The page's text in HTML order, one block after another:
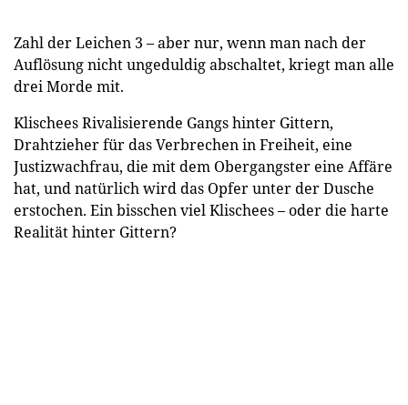
Zahl der Leichen 3 – aber nur, wenn man nach der
Auflösung nicht ungeduldig abschaltet, kriegt man alle
drei Morde mit.
Klischees Rivalisierende Gangs hinter Gittern,
Drahtzieher für das Verbrechen in Freiheit, eine
Justizwachfrau, die mit dem Obergangster eine Affäre
hat, und natürlich wird das Opfer unter der Dusche
erstochen. Ein bisschen viel Klischees – oder die harte
Realität hinter Gittern?